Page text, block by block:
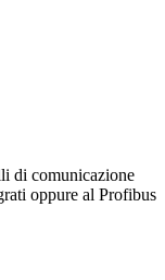
di comunicazione
oppure al Profibus